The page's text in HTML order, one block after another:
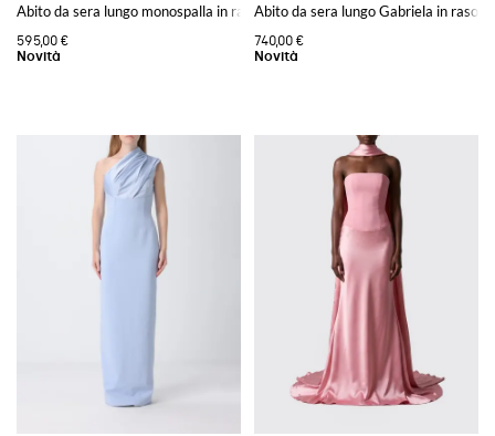
Abito da sera lungo monospalla in raso con spacco posteriore
595,00 €
Abito da sera lungo Gabriela in raso
740,00 €